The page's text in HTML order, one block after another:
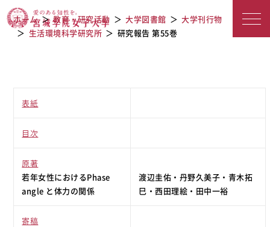
研究報告 第55巻
ホーム 教育・研究活動 大学図書館
大学刊行物
生活環境科学研究所
研究報告 第55巻
表紙
目次
原著
若年女性におけるPhase
angle と体力の関係
渡辺圭佑・丹野久美子・青木拓
巳・西田理絵・田中一裕
寄稿